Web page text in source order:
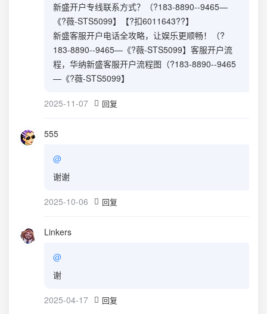
新盛开户专线联系方式？（?183-8890--9465—
《?薇-STS5099】【?扣6011643??】
新盛客服开户电话全攻略，让娱乐更顺畅！（?
183-8890--9465—《?薇-STS5099】客服开户流
程，华纳新盛客服开户流程图（?183-8890--9465
—《?薇-STS5099】
2025-11-07 回复
555
@
谢谢
2025-10-06 回复
Linkers
@
谢
2025-04-17 回复